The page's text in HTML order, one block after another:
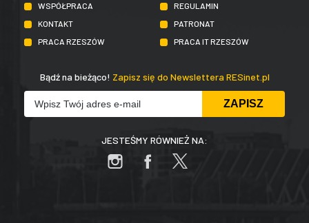
WSPÓŁPRACA
REGULAMIN
KONTAKT
PATRONAT
PRACA RZESZÓW
PRACA IT RZESZÓW
Bądź na bieżąco! Zapisz się do Newslettera RESinet.pl
JESTEŚMY RÓWNIEŻ NA: